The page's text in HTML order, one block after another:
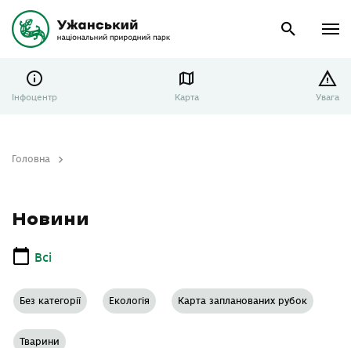
Інфоцентр Карта Увага
Головна
Новини
Всі
Без категорії Екологія Карта запланованих рубок
Тварини